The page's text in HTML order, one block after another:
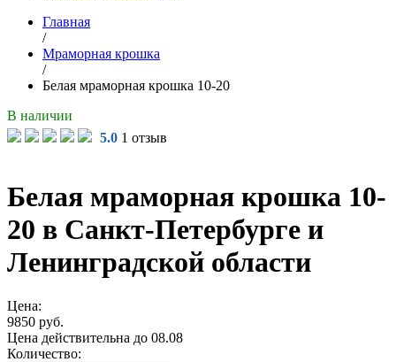
Главная
/
Мраморная крошка
/
Белая мраморная крошка 10-20
В наличии
5.0 1 отзыв
Белая мраморная крошка 10-
20 в Санкт-Петербурге и
Ленинградской области
Цена:
9850 руб.
Цена действительна до 08.08
Количество: